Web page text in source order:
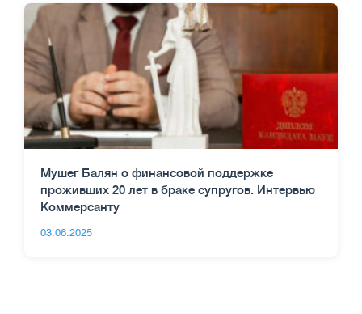
Мушег Балян о финансовой поддержке
проживших 20 лет в браке супругов. Интервью
Коммерсанту
03.06.2025